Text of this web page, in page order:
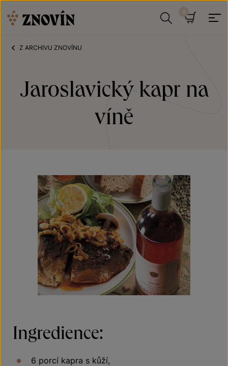
Hledat
Z ARCHIVU ZNOVÍNU
Jaroslavický kapr na
víně
Ingredience:
6 porcí kapra s kůží,